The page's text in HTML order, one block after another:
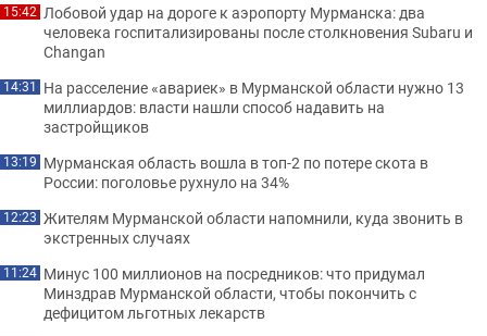
15:42 Лобовой удар на дороге к аэропорту Мурманска: два
человека госпитализированы после столкновения Subaru и
Changan
14:31 На расселение «авариек» в Мурманской области нужно 13
миллиардов: власти нашли способ надавить на
застройщиков
13:19 Мурманская область вошла в топ-2 по потере скота в
России: поголовье рухнуло на 34%
12:23 Жителям Мурманской области напомнили, куда звонить в
экстренных случаях
11:24 Минус 100 миллионов на посредников: что придумал
Минздрав Мурманской области, чтобы покончить с
дефицитом льготных лекарств